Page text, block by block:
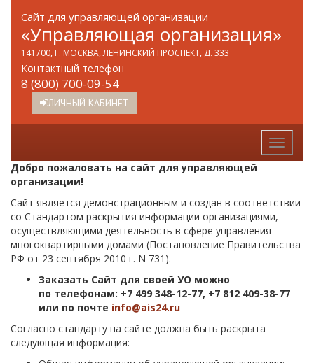
Сайт для управляющей организации
«Управляющая организация»
141700, Г. МОСКВА, ЛЕНИНСКИЙ ПРОСПЕКТ, Д. 333
Контактный телефон
8 (800) 700-09-54
ЛИЧНЫЙ КАБИНЕТ
Добро пожаловать на сайт для управляющей
организации!
Сайт является демонстрационным и создан в соответствии
со Стандартом раскрытия информации организациями,
осуществляющими деятельность в сфере управления
многоквартирными домами (Постановление Правительства
РФ от 23 сентября 2010 г. N 731).
Заказать Сайт для своей УО можно
по телефонам: +7 499 348-12-77, +7 812 409-38-77
или по почте info@ais24.ru
Согласно стандарту на сайте должна быть раскрыта
следующая информация: